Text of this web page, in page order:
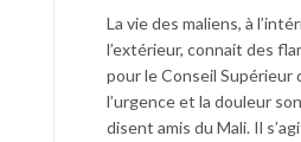
La vie des maliens, à
l’extérieur, connait des
pour le Conseil Supérieur
l’urgence et la douleur
disent amis du Mali. Il